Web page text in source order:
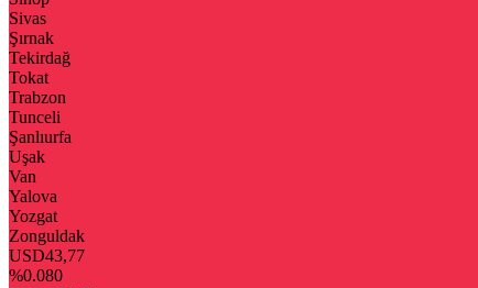
Sivas
Şırnak
Tekirdağ
Tokat
Trabzon
Tunceli
Şanlıurfa
Uşak
Van
Yalova
Yozgat
Zonguldak
USD43,77
%0.080